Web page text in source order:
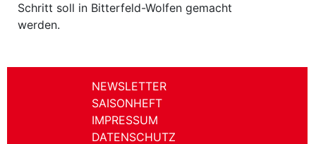
Schritt soll in Bitterfeld-Wolfen gemacht
werden.
NEWSLETTER
SAISONHEFT
IMPRESSUM
DATENSCHUTZ